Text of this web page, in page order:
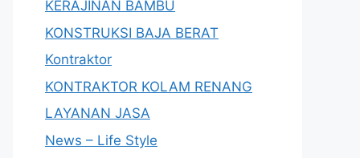
KERAJINAN BAMBU
KONSTRUKSI BAJA BERAT
Kontraktor
KONTRAKTOR KOLAM RENANG
LAYANAN JASA
News – Life Style